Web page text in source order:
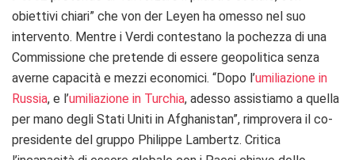
obiettivi chiari” che von der Leyen ha omesso nel suo
intervento. Mentre i Verdi contestano la pochezza di una
Commissione che pretende di essere geopolitica senza
averne capacità e mezzi economici. “Dopo l’umiliazione in
Russia, e l’umiliazione in Turchia, adesso assistiamo a quella
per mano degli Stati Uniti in Afghanistan”, rimprovera il co-
presidente del gruppo Philippe Lambertz. Critica